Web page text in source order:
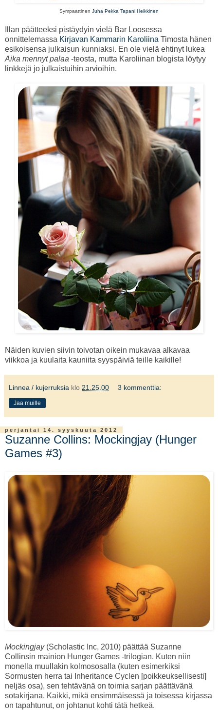
Sympaattinen Juha Pekka Tapani Heikkinen
Illan päätteeksi pistäydyin vielä Bar Loosessa
onnittelemassa Kirjavan Kammarin Karoliina Timosta hänen
esikoisensa julkaisun kunniaksi. En ole vielä ehtinyt lukea
Aika mennyt palaa -teosta, mutta Karoliinan blogista löytyy
linkkejä jo julkaistuihin arvioihin.
Näiden kuvien siivin toivotan oikein mukavaa alkavaa
viikkoa ja kuulaita kauniita syyspäiviä teille kaikille!
Linnea / kujerruksia klo 21.25.00 3 kommenttia:
Jaa muille
perjantai 14. syyskuuta 2012
Suzanne Collins: Mockingjay (Hunger
Games #3)
Mockingjay (Scholastic Inc, 2010) päättää Suzanne
Collinsin mainion Hunger Games -trilogian. Kuten niin
monella muullakin kolmososalla (kuten esimerkiksi
Sormusten herra tai Inheritance Cyclen [poikkeuksellisesti]
neljäs osa), sen tehtävänä on toimia sarjan päättävänä
sotakirjana. Kaikki, mikä ensimmäisessä ja toisessa kirjassa
on tapahtunut, on johtanut kohti tätä hetkeä.